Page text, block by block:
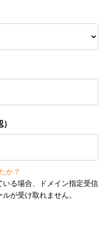
か？
る場合、ドメイン指定受信
が受け取れません。